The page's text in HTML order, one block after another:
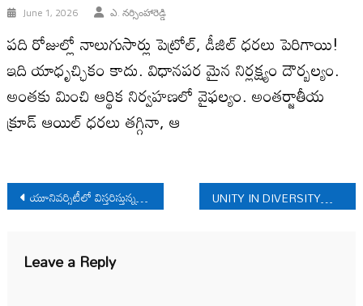
June 1, 2026 ఎ. నర్సింహారెడ్డి
పది రోజుల్లో నాలుగుసార్లు పెట్రోల్, డీజిల్ ధరలు పెరిగాయి!
ఇది యాధృచ్ఛికం కాదు. విధానపర మైన నిర్లక్ష్యం దౌర్బ‌ల్యం.
అంత‌కు మించి ఆర్థిక నిర్వహణలో వైఫల్యం. అంతర్జాతీయ
క్రూడ్ ఆయిల్ ధ‌రలు తగ్గినా, ఆ
Post
navigation
యూనివర్సిటీలో విస్తరిస్తున్న కాషాయ ఏ.బి.వి.పి UNITY IN DIVERSITY
Leave a Reply